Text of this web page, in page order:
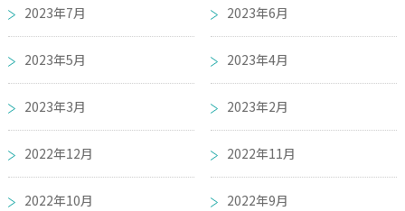
2023年7月 2023年6月
2023年5月 2023年4月
2023年3月 2023年2月
2022年12月 2022年11月
2022年10月 2022年9月